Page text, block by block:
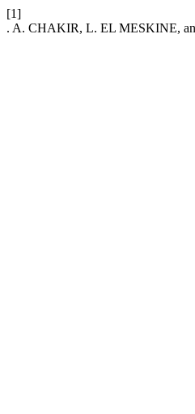
[1]
. A. CHAKIR, L. EL MESKINE, and